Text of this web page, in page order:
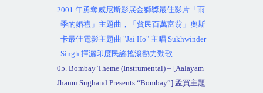
2001 年勇奪威尼斯影展金獅獎最佳影片「雨
季的婚禮」主題曲，「貧民百萬富翁」奧斯
卡最佳電影主題曲"Jai Ho" 主唱Sukhwinder
Singh揮灑印度民謠搖滾熱力勁歌
05. Bombay Theme (Instrumental) – [Aalayam
Jhamu Sughand Presents “Bombay”] 孟買主題